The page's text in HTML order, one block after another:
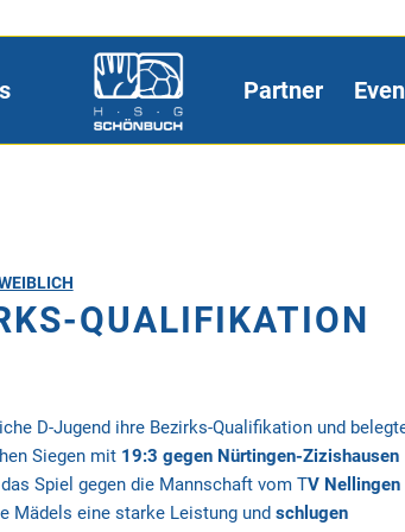
Partner
QUALIFIKATION
D-Jugend ihre Bezirks-Qualifikation und
Siegen mit 19:3 gegen Nürtingen-Zizishausen
Spiel gegen die Mannschaft vom TV Nellingen
Mädels eine starke Leistung und schlugen